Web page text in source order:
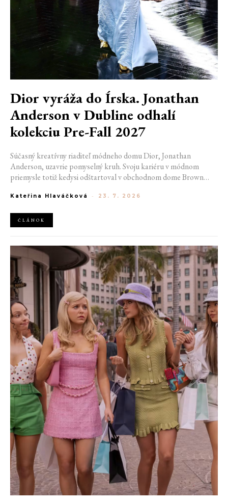
Dior vyráža do Írska. Jonathan
Anderson v Dubline odhalí
kolekciu Pre-Fall 2027
Súčasný kreatívny riaditeľ módneho domu Dior, Jonathan
Anderson, uzavrie pomyselný kruh. Svoju kariéru v módnom
priemysle totiž kedysi odštartoval v obchodnom dome Brown
jednej z najväčších luxusných značiek sveta. V decembri totiž v
Pre-Fall 2027.
Kateřina Hlaváčková - 23. 7. 2026
ČLÁNOK